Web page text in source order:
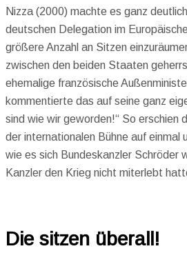
Nizza (2000) machte es ganz
deutschen Delegation im
größere Anzahl an Sitzen
zwischen den beiden Staaten
ehemalige französische
kommentierte das auf seine ganz
sind wie wir geworden!“ So erschien
der internationalen Bühne auf einmal
wie es sich Bundeskanzler Schröder
Kanzler den Krieg nicht miterlebt
Die sitzen überall!